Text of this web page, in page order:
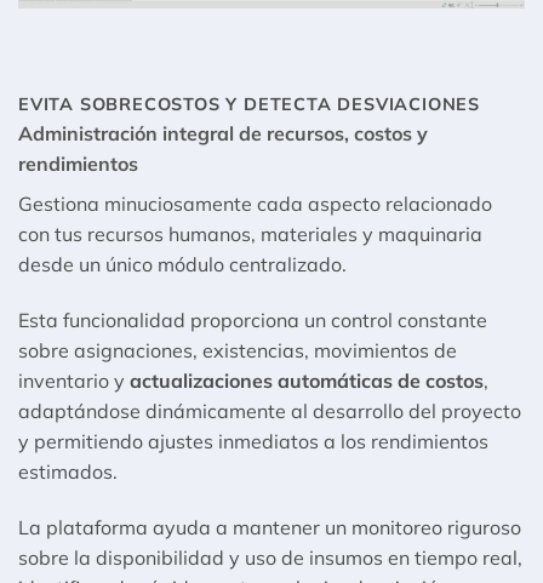
EVITA SOBRECOSTOS Y DETECTA DESVIACIONES
Administración integral de recursos, costos y
rendimientos
Gestiona minuciosamente cada aspecto relacionado
con tus recursos humanos, materiales y maquinaria
desde un único módulo centralizado.
Esta funcionalidad proporciona un control constante
sobre asignaciones, existencias, movimientos de
inventario y actualizaciones automáticas de costos,
adaptándose dinámicamente al desarrollo del proyecto
y permitiendo ajustes inmediatos a los rendimientos
estimados.
La plataforma ayuda a mantener un monitoreo riguroso
sobre la disponibilidad y uso de insumos en tiempo real,